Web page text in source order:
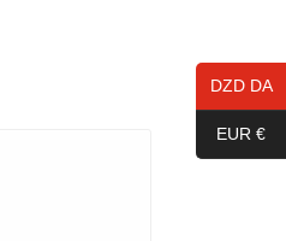
DZD DA
EUR €